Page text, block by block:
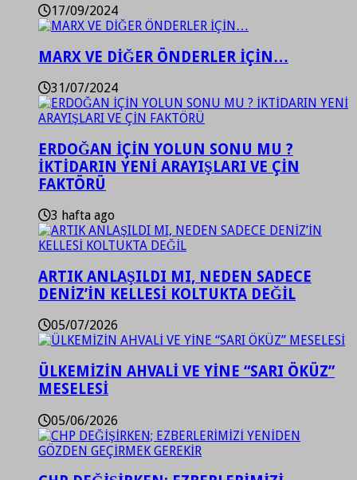
17/09/2024
MARX VE DİĞER ÖNDERLER İÇİN…
31/07/2024
ERDOĞAN İÇİN YOLUN SONU MU ?
İKTİDARIN YENİ ARAYIŞLARI VE ÇİN
FAKTÖRÜ
3 hafta ago
ARTIK ANLAŞILDI MI, NEDEN SADECE
DENİZ’İN KELLESİ KOLTUKTA DEĞİL
05/07/2026
ÜLKEMİZİN AHVALİ VE YİNE “SARI ÖKÜZ”
MESELESİ
05/06/2026